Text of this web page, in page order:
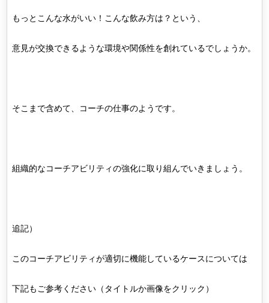
もっとこんな水がいい！こんな飲み方は？という、
意見が交換できるような環境や関係性を創れているでしょうか。
そこまで含めて、コーチの仕事のようです。
組織的なコーチアビリティの強化に取り組んでいきましょう。
追記）
このコーチアビリティが適切に機能しているケースについては
下記もご参考ください（タイトルか画像をクリック）